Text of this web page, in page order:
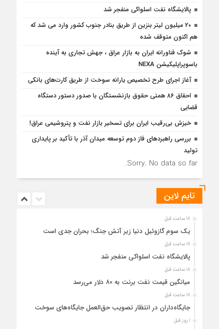
پالایشگاه نفت اسلواکی منفجر شد
20 میلیون لیتر بنزین از طریق بنادر جنوب کشور وارد می شد که
هم اکنون متوقف شده
شوک فناورانه ایران به بازار عراق ، جهش تجاری به آینده
باسوپراپلیکیشن NEXA
آغاز اجرای طرح تخصیص یارانه سوخت از طریق کارت‌های بانکی
احقاق ۸۶ همتی حقوق بازنشستگان با صدور دستور دستگاه
قضایی
خیزش بی‌رقیب ایران برای تسخیر بازار نفت و پتروشیمی عراق!
بررسی راهبردهای فاز دوم توسعه میدان آذر با تأکید بر پایداری
تولید
Sorry. No data so far.
تایم لاین
18 ساعت قبل
یک سوم گازوئیل دنیا زیر آتش جنگ؛ بحران جدی است
18 ساعت قبل
پالایشگاه نفت اسلواکی منفجر شد
18 ساعت قبل
میانگین قیمت نفت برنت به ۸۰ دلار می‌رسد
18 ساعت قبل
جایگاه‌داران در انتظار تصویب حق‌العمل جایگاه‌های سوخت
1 روز قبل